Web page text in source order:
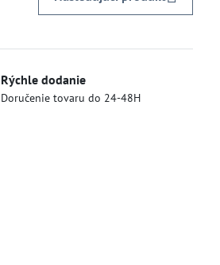
Rýchle dodanie
Doručenie tovaru do 24-48H